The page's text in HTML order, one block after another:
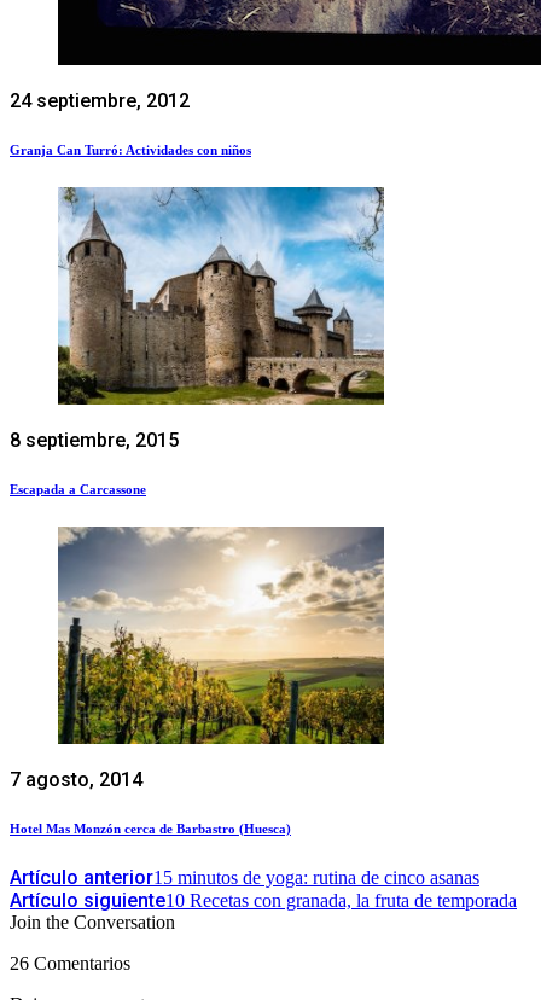
24 septiembre, 2012
Granja Can Turró: Actividades con niños
8 septiembre, 2015
Escapada a Carcassone
7 agosto, 2014
Hotel Mas Monzón cerca de Barbastro (Huesca)
Artículo anterior15 minutos de yoga: rutina de cinco asanas
Artículo siguiente10 Recetas con granada, la fruta de temporada
Join the Conversation
26 Comentarios